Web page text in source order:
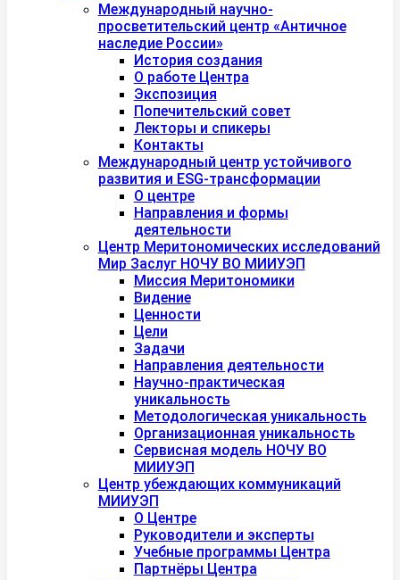
Международный научно-
просветительский центр «Античное
наследие России»
История создания
О работе Центра
Экспозиция
Попечительский совет
Лекторы и спикеры
Контакты
Международный центр устойчивого
развития и ESG-трансформации
О центре
Направления и формы
деятельности
Центр Меритономических исследований
Мир Заслуг НОЧУ ВО МИИУЭП
Миссия Меритономики
Видение
Ценности
Цели
Задачи
Направления деятельности
Научно-практическая
уникальность
Методологическая уникальность
Организационная уникальность
Сервисная модель НОЧУ ВО
МИИУЭП
Центр убеждающих коммуникаций
МИИУЭП
О Центре
Руководители и эксперты
Учебные программы Центра
Партнёры Центра